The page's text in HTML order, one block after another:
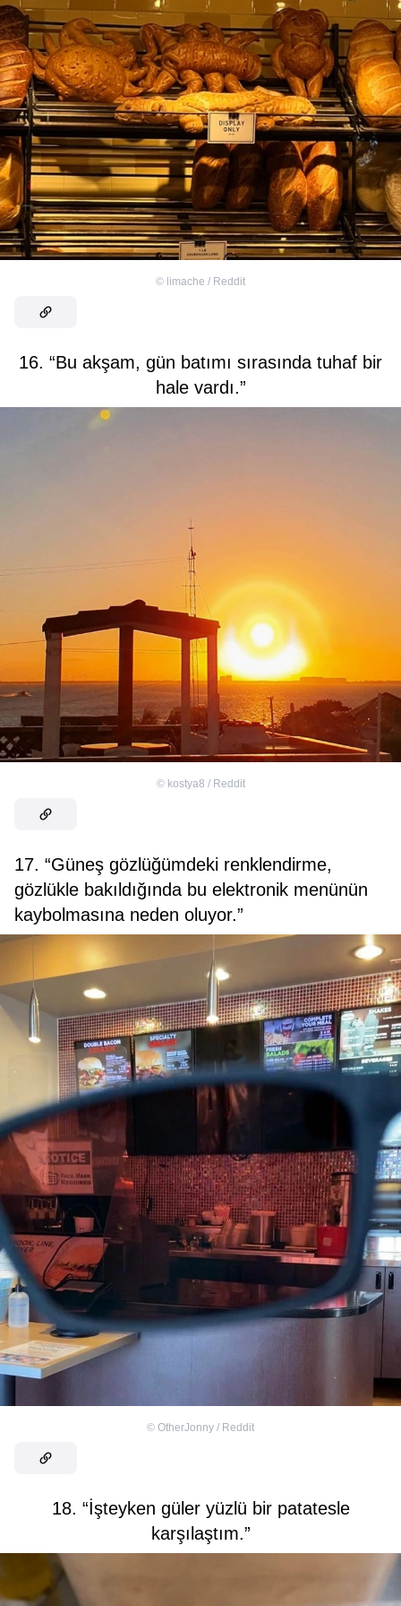
© limache / Reddit
16. “Bu akşam, gün batımı sırasında tuhaf bir
hale vardı.”
© kostya8 / Reddit
17. “Güneş gözlüğümdeki renklendirme,
gözlükle bakıldığında bu elektronik menünün
kaybolmasına neden oluyor.”
© OtherJonny / Reddit
18. “İşteyken güler yüzlü bir patatesle
karşılaştım.”